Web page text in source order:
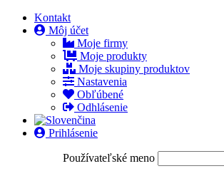
Kontakt
Môj účet
Moje firmy
Moje produkty
Moje skupiny produktov
Nastavenia
Obľúbené
Odhlásenie
Prihlásenie
Používateľské meno